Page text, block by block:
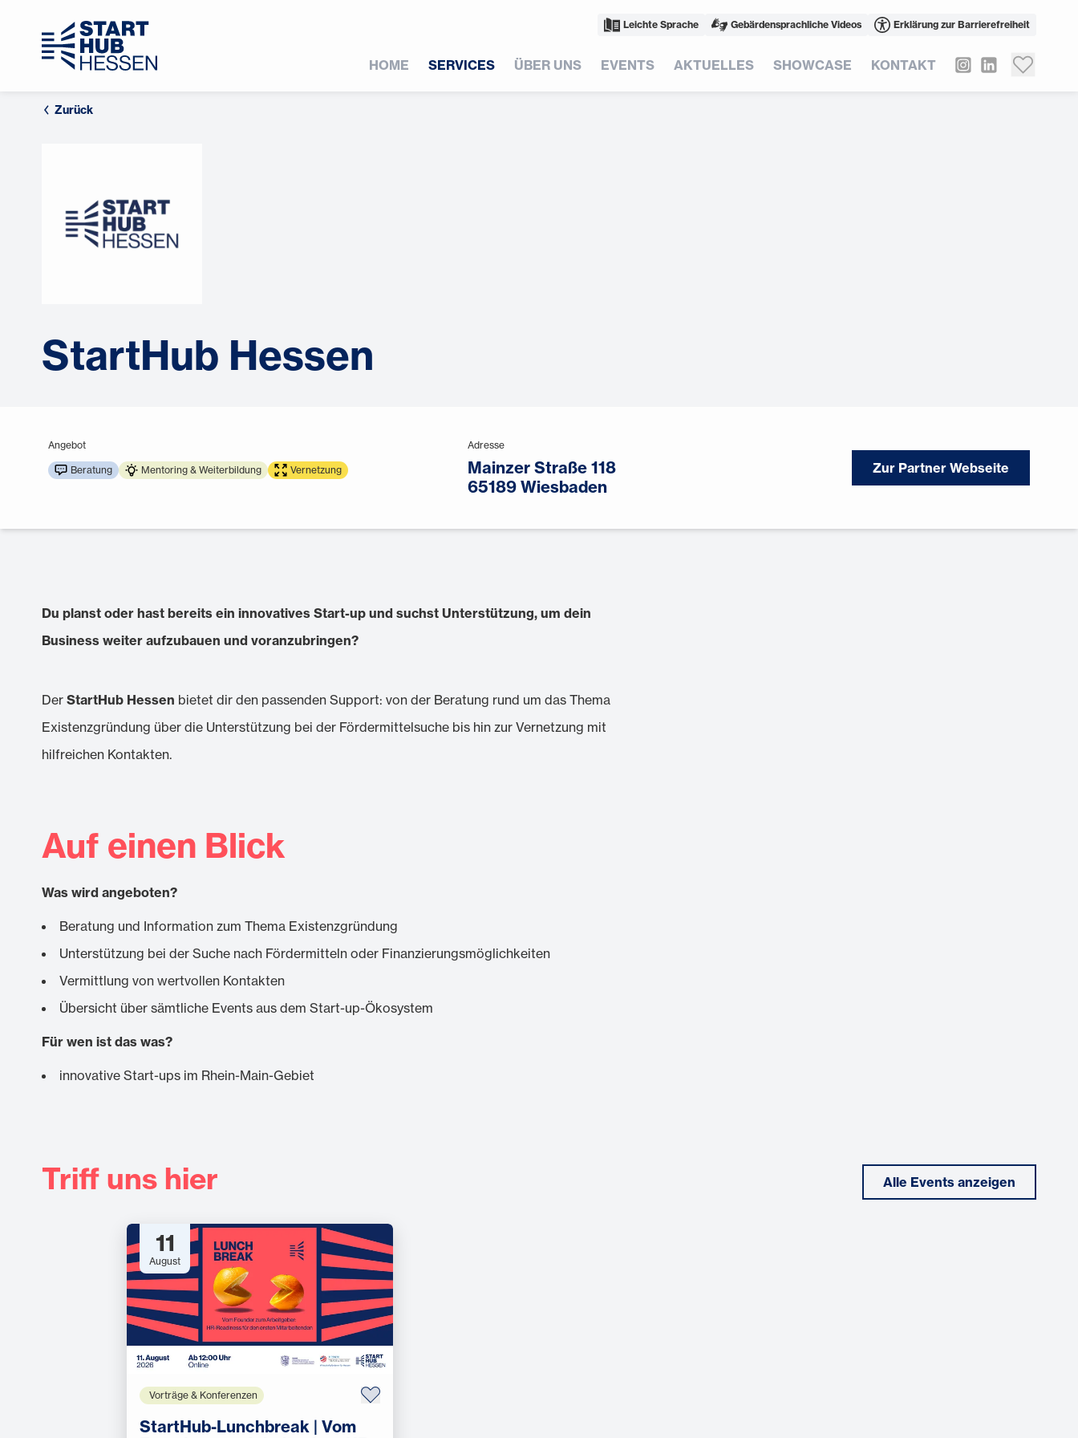
Leichte Sprache Gebärdensprachliche Videos Erklärung zur Barrierefreiheit
HOME SERVICES ÜBER UNS EVENTS AKTUELLES SHOWCASE KONTAKT
Zurück
StartHub Hessen
Angebot
Beratung Mentoring & Weiterbildung Vernetzung
Adresse
Mainzer Straße 118
65189 Wiesbaden
Zur Partner Webseite
Du planst oder hast bereits ein innovatives Start-up und suchst Unterstützung, um dein
Business weiter aufzubauen und voranzubringen?
Der StartHub Hessen bietet dir den passenden Support: von der Beratung rund um das Thema
Existenzgründung über die Unterstützung bei der Fördermittelsuche bis hin zur Vernetzung mit
hilfreichen Kontakten.
Auf einen Blick
Was wird angeboten?
Beratung und Information zum Thema Existenzgründung
Unterstützung bei der Suche nach Fördermitteln oder Finanzierungsmöglichkeiten
Vermittlung von wertvollen Kontakten
Übersicht über sämtliche Events aus dem Start-up-Ökosystem
Für wen ist das was?
innovative Start-ups im Rhein-Main-Gebiet
Triff uns hier Alle Events anzeigen
11
August
Vorträge & Konferenzen
StartHub-Lunchbreak | Vom